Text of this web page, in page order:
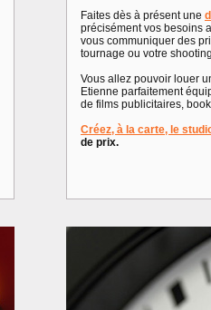
Faites dès à présent une
précisément vos besoins
vous communiquer des
tournage ou votre
Vous allez pouvoir louer
Etienne parfaitement
de films publicitaires,
Créez, à la carte, le
de prix.